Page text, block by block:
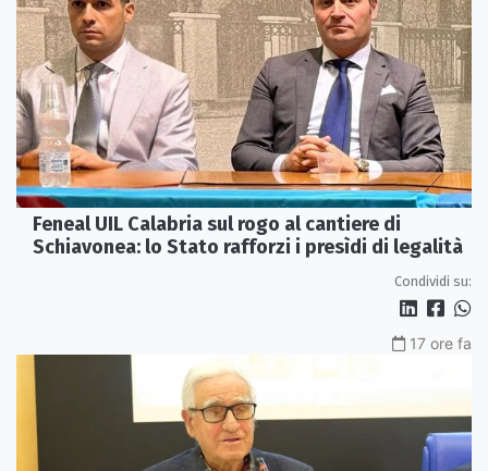
Feneal UIL Calabria sul rogo al cantiere di
Schiavonea: lo Stato rafforzi i presìdi di legalità
Condividi su:
17 ore fa